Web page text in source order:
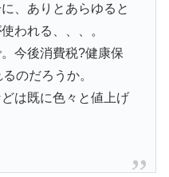
、ありとあらゆると
われる、、、。
今後消費税?健康保
のだろうか。
は既に色々と値上げ